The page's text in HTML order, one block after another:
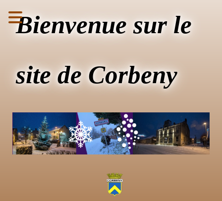
Bienvenue sur le
site de Corbeny